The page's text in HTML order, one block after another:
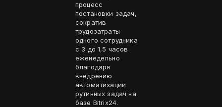
процесс
постановки задач,
сократив
трудозатраты
одного сотрудника
с 3 до 1,5 часов
еженедельно
благодаря
внедрению
автоматизации
рутинных задач на
базе Bitrix24.